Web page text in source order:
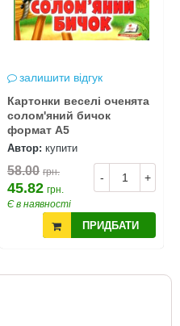
залишити відгук
Картонки веселі оченята
солом'яний бичок
формат А5
Автор: купити
- +
58.00 грн.
45.82 грн.
Є в наявності
ПРИДБАТИ